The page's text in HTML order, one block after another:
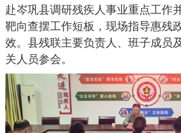
赴岑巩县调研残疾人事业重点工作
靶向查摆工作短板，现场指导惠残
效。县残联主要负责人、班子成员
关人员参会。